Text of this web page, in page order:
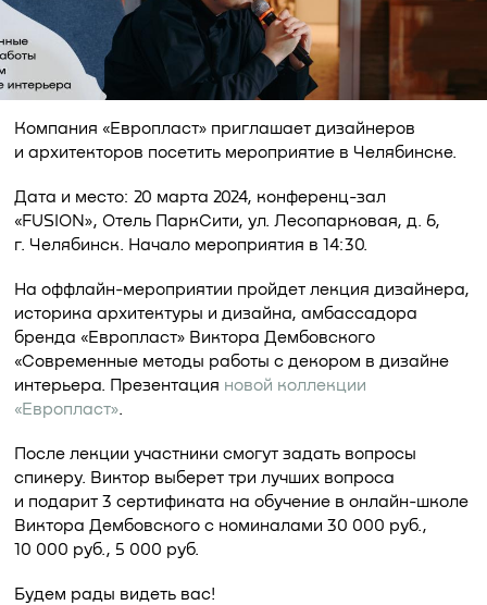
Компания «Европласт» приглашает дизайнеров
и архитекторов посетить мероприятие в Челябинске.
Дата и место: 20 марта 2024, конференц-зал
«FUSION», Отель ПаркСити, ул. Лесопарковая, д. 6,
г. Челябинск. Начало мероприятия в 14:30.
На оффлайн-мероприятии пройдет лекция дизайнера,
историка архитектуры и дизайна, амбассадора
бренда «Европласт» Виктора Дембовского
«Современные методы работы с декором в дизайне
интерьера. Презентация новой коллекции
«Европласт».
После лекции участники смогут задать вопросы
спикеру. Виктор выберет три лучших вопроса
и подарит 3 сертификата на обучение в онлайн-школе
Виктора Дембовского с номиналами 30 000 руб.,
10 000 руб., 5 000 руб.
Будем рады видеть вас!